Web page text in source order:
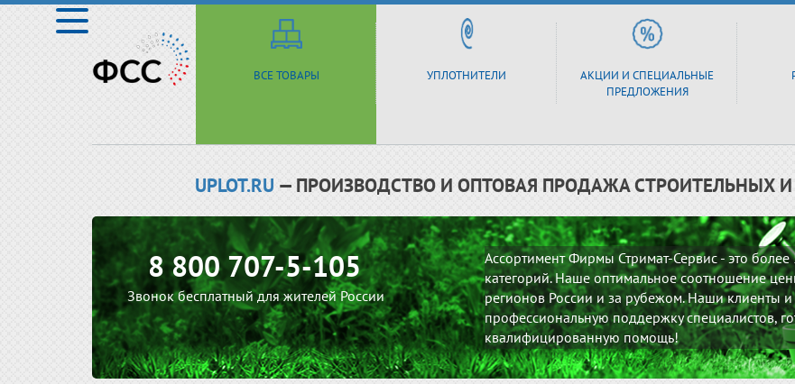
ВСЕ ТОВАРЫ УПЛОТНИТЕЛИ
АКЦИИ И СПЕЦИАЛЬНЫЕ
ПРЕДЛОЖЕНИЯ
UPLOT.RU — ПРОИЗВОДСТВО И ОПТОВАЯ ПРОДАЖА СТРОИТЕЛЬНЫХ
8 800 707-5-105
Звонок бесплатный для жителей России
Ассортимент Фирмы Стримат-Сервис - это
категорий. Наше оптимальное соотношение
регионов России и за рубежом. Наши клиенты и
профессиональную поддержку специалистов,
квалифицированную помощь!